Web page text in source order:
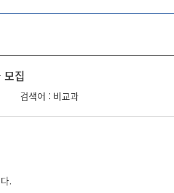
집
검색어 : 비교과
.